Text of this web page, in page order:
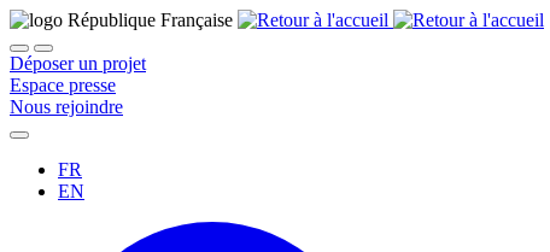
Déposer un projet
Espace presse
Nous rejoindre
FR
EN